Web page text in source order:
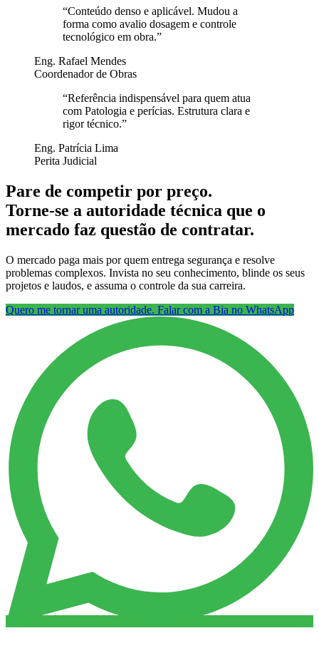
“Conteúdo denso e aplicável. Mudou a
forma como avalio dosagem e controle
tecnológico em obra.”
Eng. Rafael Mendes
Coordenador de Obras
“Referência indispensável para quem atua
com Patologia e perícias. Estrutura clara e
rigor técnico.”
Eng. Patrícia Lima
Perita Judicial
Pare de competir por preço.
Torne-se a autoridade técnica que o
mercado faz questão de contratar.
O mercado paga mais por quem entrega segurança e resolve
problemas complexos. Invista no seu conhecimento, blinde os seus
projetos e laudos, e assuma o controle da sua carreira.
Quero me tornar uma autoridade. Falar com a Bia no WhatsApp